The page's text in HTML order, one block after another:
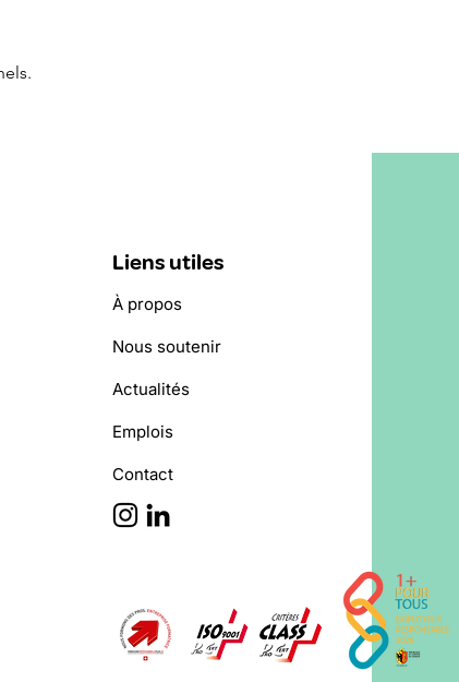
Liens utiles
À propos
Nous soutenir
Actualités
Emplois
Contact